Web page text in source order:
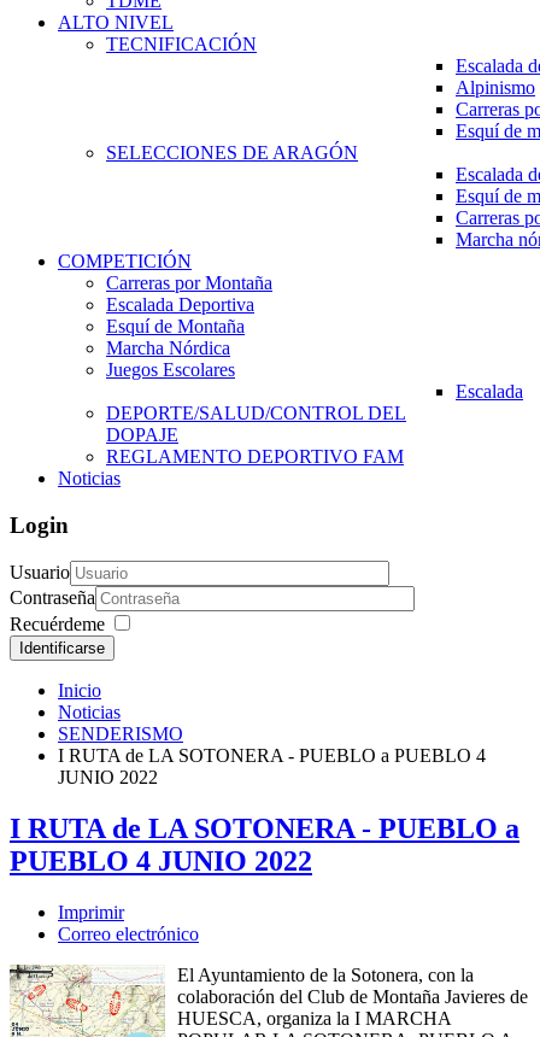
ALTO NIVEL
TECNIFICACIÓN
Escalada
Alpinismo
Carreras
Esquí de
SELECCIONES DE ARAGÓN
Escalada
Esquí de
Carreras
Marcha
COMPETICIÓN
Carreras por Montaña
Escalada Deportiva
Esquí de Montaña
Marcha Nórdica
Juegos Escolares
Escalada
DEPORTE/SALUD/CONTROL DEL
DOPAJE
REGLAMENTO DEPORTIVO FAM
Noticias
Login
Usuario
Contraseña
Recuérdeme
Identificarse
Inicio
Noticias
SENDERISMO
I RUTA de LA SOTONERA - PUEBLO a PUEBLO 4
JUNIO 2022
I RUTA de LA SOTONERA - PUEBLO a
PUEBLO 4 JUNIO 2022
Imprimir
Correo electrónico
El Ayuntamiento de la Sotonera, con la
colaboración del Club de Montaña Javieres de
HUESCA, organiza la I MARCHA